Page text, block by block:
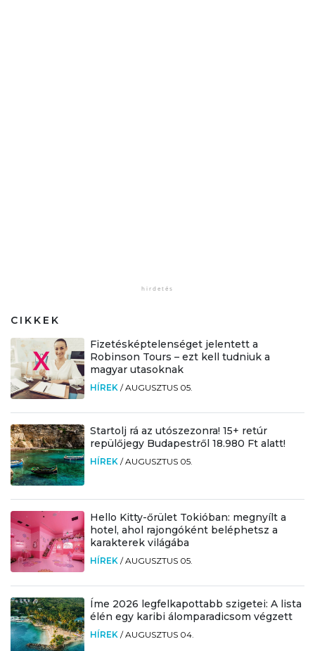
CIKKEK
Fizetésképtelenséget jelentett a
Robinson Tours – ezt kell tudniuk a
magyar utasoknak
HÍREK /AUGUSZTUS 05.
Startolj rá az utószezonra! 15+ retúr
repülőjegy Budapestről 18.980 Ft alatt!
HÍREK /AUGUSZTUS 05.
Hello Kitty-őrület Tokióban: megnyílt a
hotel, ahol rajongóként beléphetsz a
karakterek világába
HÍREK /AUGUSZTUS 05.
Íme 2026 legfelkapottabb szigetei: A lista
élén egy karibi álomparadicsom végzett
HÍREK /AUGUSZTUS 04.